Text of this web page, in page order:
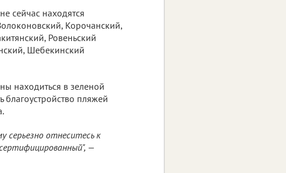
сейчас находятся
Корочанский,
Ровеньский
Шебекинский
находиться в зеленой
благоустройство пляжей
отнеситесь к
—